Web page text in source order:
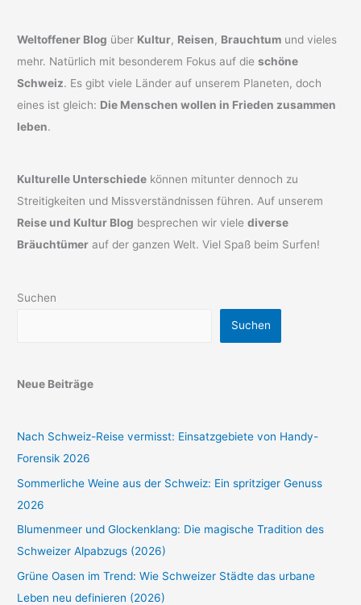
Weltoffener Blog über Kultur, Reisen, Brauchtum und vieles
mehr. Natürlich mit besonderem Fokus auf dieschöne
Schweiz. Es gibt viele Länder auf unserem Planeten, doch
eines ist gleich: Die Menschen wollen in Frieden zusammen
leben.
Kulturelle Unterschiede können mitunter dennoch zu
Streitigkeiten und Missverständnissen führen. Auf unserem
Reise und Kultur Blog besprechen wir vielediverse
Bräuchtümer auf der ganzen Welt. Viel Spaß beim Surfen!
Suchen
Suchen
Neue Beiträge
Nach Schweiz-Reise vermisst: Einsatzgebiete von Handy-
Forensik 2026
Sommerliche Weine aus der Schweiz: Ein spritziger Genuss
2026
Blumenmeer und Glockenklang: Die magische Tradition des
Schweizer Alpabzugs (2026)
Grüne Oasen im Trend: Wie Schweizer Städte das urbane
Leben neu definieren (2026)